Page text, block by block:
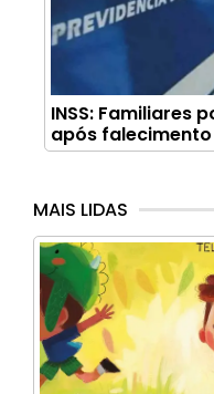
INSS: Familiares
após
MAIS LIDAS